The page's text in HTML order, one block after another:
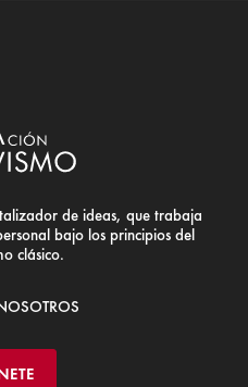
de ideas, que trabaja
bajo los principios del
clásico.